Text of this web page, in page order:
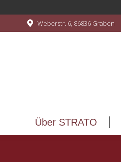
Weberstr. 6, 86836 Graben
Über STRATO
Über STRATO